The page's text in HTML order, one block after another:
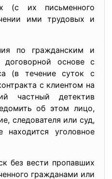
(с их письменного
ими трудовых и
по гражданским и
основе с
(в течение суток с
с клиентом на
частный детектив
об этом лицо,
следователя или суд,
находится уголовное
без вести пропавших
гражданами или